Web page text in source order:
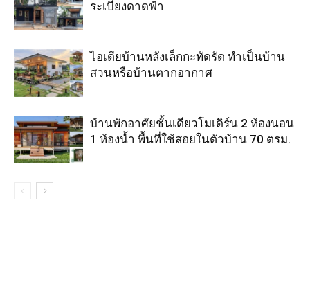
ระเบียงดาดฟ้า
ไอเดียบ้านหลังเล็กกะทัดรัด ทำเป็นบ้าน
สวนหรือบ้านตากอากาศ
บ้านพักอาศัยชั้นเดียวโมเดิร์น 2 ห้องนอน
1 ห้องน้ำ พื้นที่ใช้สอยในตัวบ้าน 70 ตรม.